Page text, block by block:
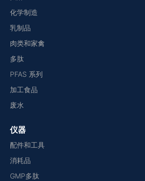
化学制造
乳制品
肉类和家禽
多肽
PFAS 系列
加工食品
废水
仪器
配件和工具
消耗品
GMP多肽